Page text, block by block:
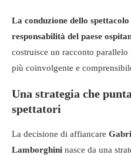
La conduzione dello
responsabilità del paese
costruisce un racconto parallelo
più coinvolgente e
Una strategia che
spettatori
La decisione di affiancare
Lamborghini nasce da una